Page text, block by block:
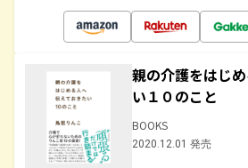
親の介護をはじ
い１０のこと
BOOKS
2020.12.01 発売